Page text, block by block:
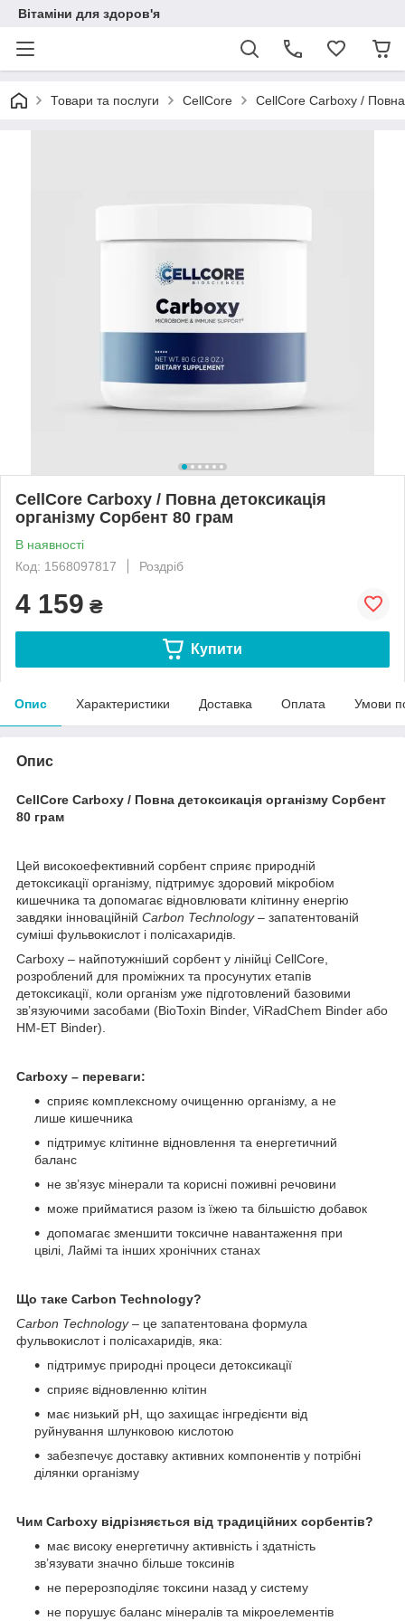
Вітаміни для здоров'я
Товари та послуги CellCore CellCore Carboxy / Повна
CellCore Carboxy / Повна детоксикація
організму Сорбент 80 грам
В наявності
Код: 1568097817
Роздріб
4 159 ₴
Купити
Опис Характеристики Доставка Оплата Умови
Опис
CellCore Carboxy / Повна детоксикація організму Сорбент
80 грам
Цей високоефективний сорбент сприяє природній
детоксикації організму, підтримує здоровий мікробіом
кишечника та допомагає відновлювати клітинну енергію
завдяки інноваційній Carbon Technology– запатентованій
суміші фульвокислот і полісахаридів.
Carboxy – найпотужніший сорбент у лінійці CellCore,
розроблений для проміжних та просунутих етапів
детоксикації, коли організм уже підготовлений базовими
зв’язуючими засобами (BioToxin Binder, ViRadChem Binder або
HM-ET Binder).
Carboxy – переваги:
сприяє комплексному очищенню організму, а не
лише кишечника
підтримує клітинне відновлення та енергетичний
баланс
не зв’язує мінерали та корисні поживні речовини
може прийматися разом із їжею та більшістю добавок
допомагає зменшити токсичне навантаження при
цвілі, Лаймі та інших хронічних станах
Що таке Carbon Technology?
Carbon Technology– це запатентована формула
фульвокислот і полісахаридів, яка:
підтримує природні процеси детоксикації
сприяє відновленню клітин
має низький pH, що захищає інгредієнти від
руйнування шлунковою кислотою
забезпечує доставку активних компонентів у потрібні
ділянки організму
Чим Carboxy відрізняється від традиційних сорбентів?
має високу енергетичну активність і здатність
зв’язувати значно більше токсинів
не перерозподіляє токсини назад у систему
не порушує баланс мінералів та мікроелементів